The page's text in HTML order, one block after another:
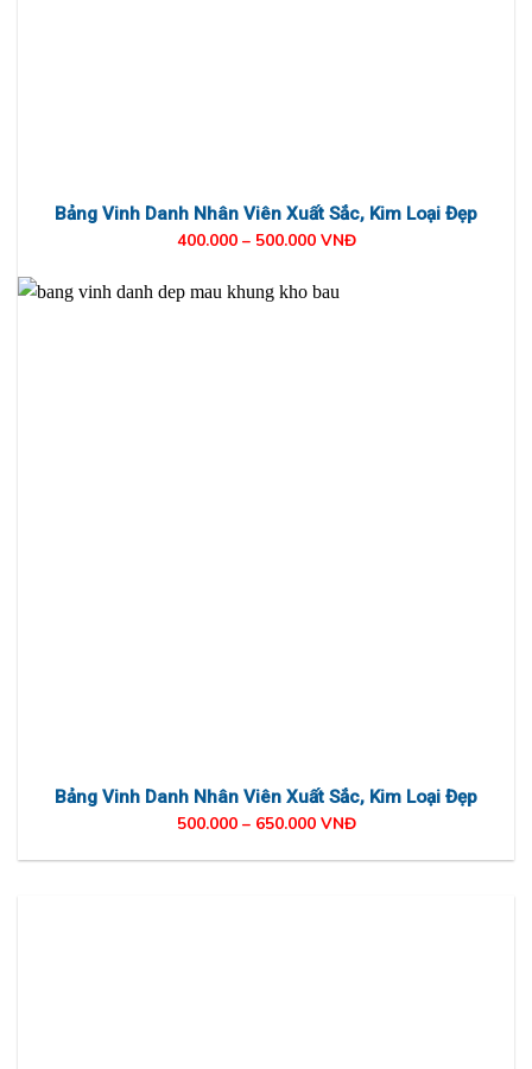
Bảng Vinh Danh Nhân Viên Xuất Sắc, Kim Loại Đẹp
400.000 – 500.000 VNĐ
Bảng Vinh Danh Nhân Viên Xuất Sắc, Kim Loại Đẹp
500.000 – 650.000 VNĐ